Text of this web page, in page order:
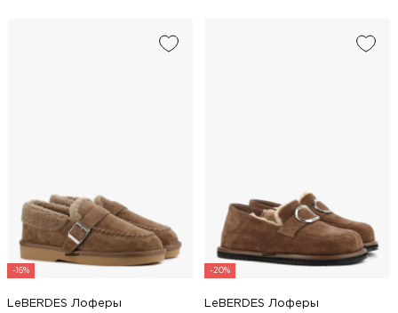
-16%
LeBERDES Лоферы
-20%
LeBERDES Лоферы